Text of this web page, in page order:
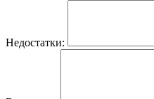
Недостатки: